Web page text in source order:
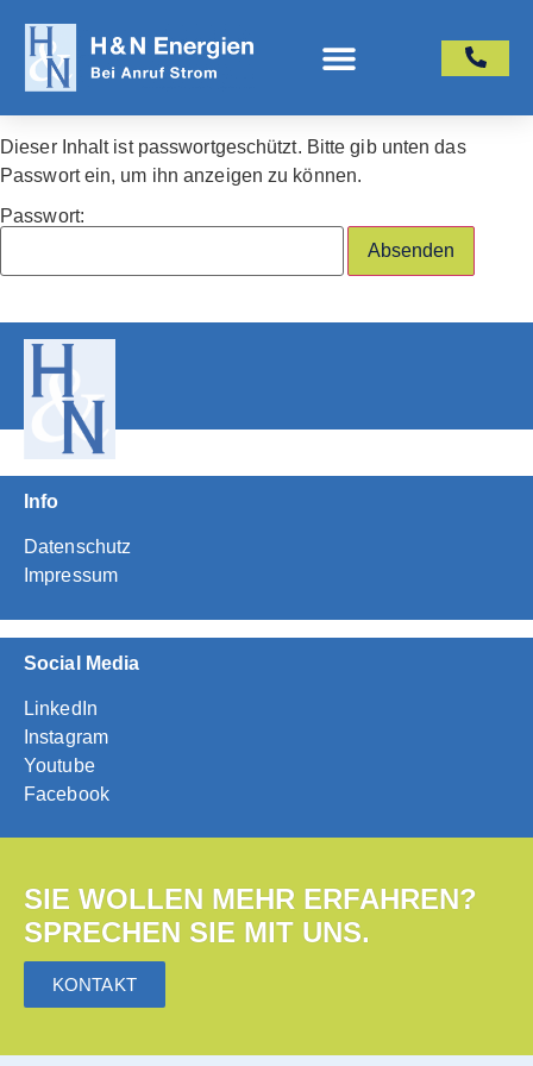
Dieser Inhalt ist passwortgeschützt. Bitte gib unten das
Passwort ein, um ihn anzeigen zu können.
Passwort:
Info
Datenschutz
Impressum
Social Media
LinkedIn
Instagram
Youtube
Facebook
SIE WOLLEN MEHR ERFAHREN?
SPRECHEN SIE MIT UNS.
KONTAKT